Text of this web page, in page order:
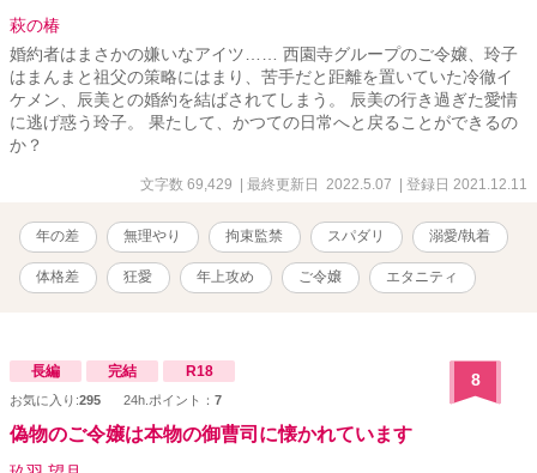
成彰が『紗那と付き合っている』と宣言！ 後に引けなくなった紗那
も、その場を乗り切るため成彰に話を合わせてしまう。 業務に支障
がきたさないよう、利害関係が一致した当面の間だけ恋人になって
欲しいと頼まれ、社運を賭けた新商品開発に全精力を注ぐ紗那は、
やむなく成彰の恋人役を引き受けるハメになり････？ 「私に指一本
でも触れたら、即・刻・退・社、しますから！」 「指一本触れない
俺を見つめ続けてくれ！」 「この変態っ」 果たして紗那は、成彰の
あ、どうする!? ラブコメ大魔神さぶれが贈る、超絶愉快な大人ラブ
コメ。 とくとご賞味あれ☆彡
萩の椿
婚約者はまさかの嫌いなアイツ…… 西園寺グループのご令嬢、玲子
はまんまと祖父の策略にはまり、苦手だと距離を置いていた冷徹イ
ケメン、辰美との婚約を結ばされてしまう。 辰美の行き過ぎた愛情
に逃げ惑う玲子。 果たして、かつての日常へと戻ることができるの
か？
文字数 69,429 | 最終更新日 2022.5.07 | 登録日 2021.12.11
年の差 無理やり 拘束監禁 スパダリ 溺愛/執着
体格差 狂愛 年上攻め ご令嬢 エタニティ
長編 完結 R18
お気に入り:295 24h.ポイント： 7
8
偽物のご令嬢は本物の御曹司に懐かれています